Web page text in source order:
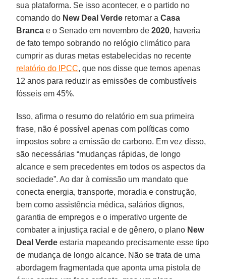
sua plataforma. Se isso acontecer, e o partido no
comando do New Deal Verde retomar aCasa
Branca e o Senado em novembro de2020, haveria
de fato tempo sobrando no relógio climático para
cumprir as duras metas estabelecidas no recente
relatório do IPCC, que nos disse que temos apenas
12 anos para reduzir as emissões de combustíveis
fósseis em 45%.
Isso, afirma o resumo do relatório em sua primeira
frase, não é possível apenas com políticas como
impostos sobre a emissão de carbono. Em vez disso,
são necessárias “mudanças rápidas, de longo
alcance e sem precedentes em todos os aspectos da
sociedade”. Ao dar à comissão um mandato que
conecta energia, transporte, moradia e construção,
bem como assistência médica, salários dignos,
garantia de empregos e o imperativo urgente de
combater a injustiça racial e de gênero, o plano New
Deal Verde estaria mapeando precisamente esse tipo
de mudança de longo alcance. Não se trata de uma
abordagem fragmentada que aponta uma pistola de